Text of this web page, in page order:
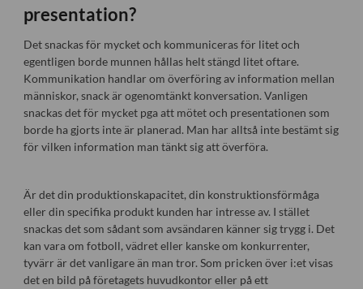
presentation?
Det snackas för mycket och kommuniceras för litet och
egentligen borde munnen hållas helt stängd litet oftare.
Kommunikation handlar om överföring av information mellan
människor, snack är ogenomtänkt konversation. Vanligen
snackas det för mycket pga att mötet och presentationen som
borde ha gjorts inte är planerad. Man har alltså inte bestämt sig
för vilken information man tänkt sig att överföra.
Är det din produktionskapacitet, din konstruktionsförmåga
eller din specifika produkt kunden har intresse av. I stället
snackas det som sådant som avsändaren känner sig trygg i. Det
kan vara om fotboll, vädret eller kanske om konkurrenter,
tyvärr är det vanligare än man tror. Som pricken över i:et visas
det en bild på företagets huvudkontor eller på ett